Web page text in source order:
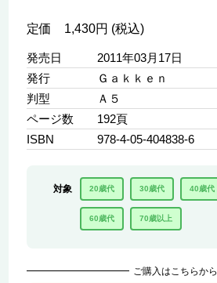
定価 1,430円 (税込)
発売日
2011年03月17日
発行
Ｇａｋｋｅｎ
判型
Ａ５
ページ数
192頁
ISBN
978-4-05-404838-6
対象 20歳代 30歳代 40歳代
60歳代 70歳以上
ご購入はこちらから